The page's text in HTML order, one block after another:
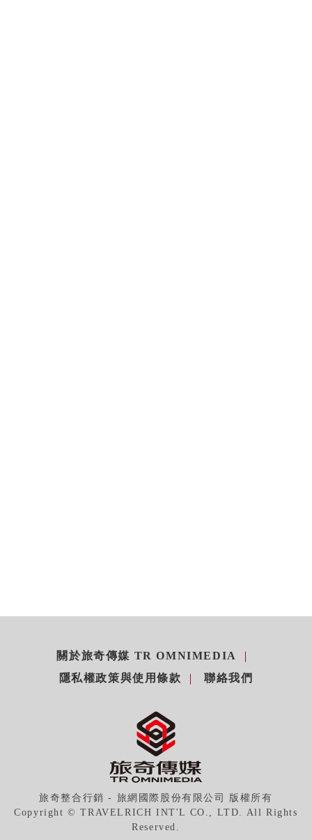
關於旅奇傳媒 TR OMNIMEDIA
隱私權政策與使用條款
聯絡我們
旅奇整合行銷 - 旅網國際股份有限公司 版權所有
Copyright © TRAVELRICH INT'L CO., LTD. All Rights
Reserved.